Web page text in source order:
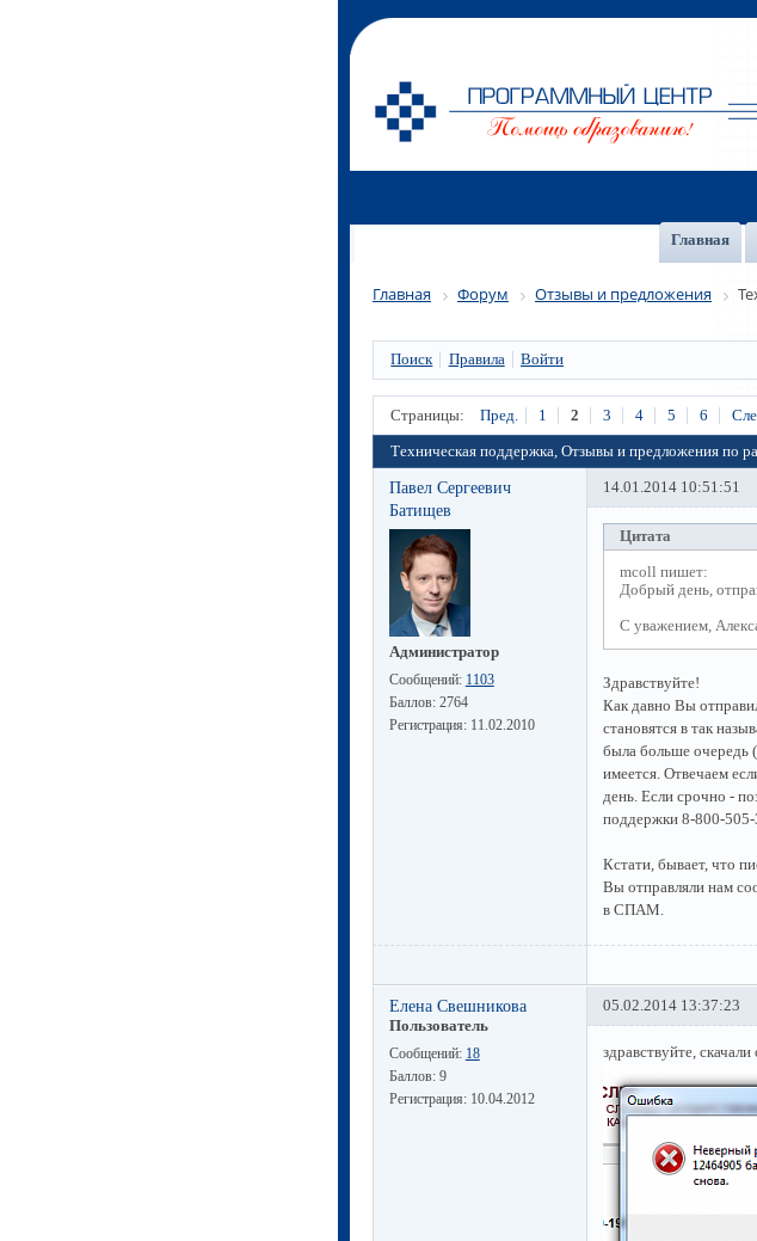
Главная
Главная Форум Отзывы и предложения
Поиск Правила Войти
Страницы: Пред. 1 2 3 4 5 6
Техническая поддержка, Отзывы и предложения по
Павел Сергеевич
Батищев
Администратор
Сообщений: 1103
Баллов: 2764
Регистрация: 11.02.2010
14.01.2014 10:51:51
Цитата
mcoll пишет:
Добрый день,
С уважением,
Здравствуйте!
Как давно Вы
становятся в так
была больше очередь
имеется. Отвечаем
день. Если срочно -
поддержки 8-800-
Кстати, бывает, что
Вы отправляли нам
в СПАМ.
Елена Свешникова
Пользователь
Сообщений: 18
Баллов: 9
Регистрация: 10.04.2012
05.02.2014 13:37:23
здравствуйте,